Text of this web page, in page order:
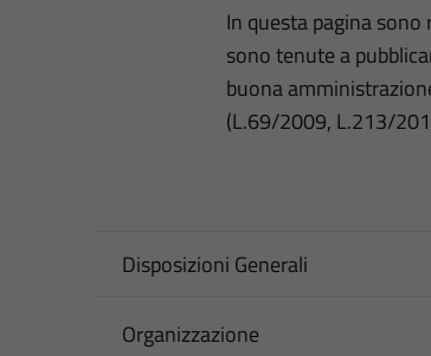
In questa pagina
sono tenute a
buona
(L.69/2009, L.213/
Disposizioni Generali
Organizzazione